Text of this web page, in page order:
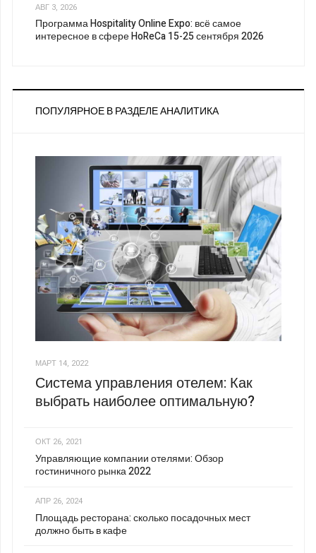
АВГ 3, 2026
Программа Hospitality Online Expo: всё самое
интересное в сфере HoReCa 15-25 сентября 2026
ПОПУЛЯРНОЕ В РАЗДЕЛЕ АНАЛИТИКА
МАРТ 14, 2022
Система управления отелем: Как
выбрать наиболее оптимальную?
ОКТ 26, 2021
Управляющие компании отелями: Обзор
гостиничного рынка 2022
АПР 26, 2024
Площадь ресторана: сколько посадочных мест
должно быть в кафе